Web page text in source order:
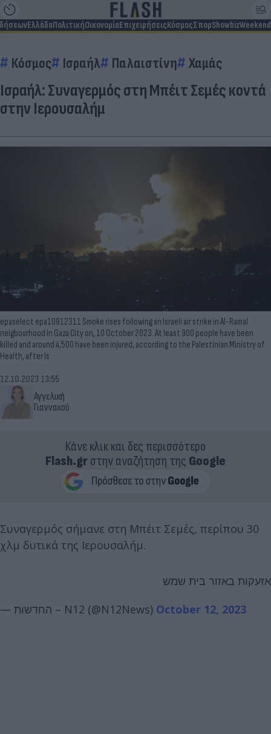
ΕλλάδαΠολιτικήΟικονομίαΕπιχειρήσειςΚόσμοςΣπορShowbizWeekend
Κόσμος Ισραήλ Παλαιστίνη Χαμάς
Ισραήλ: Συναγερμός στη Μπέιτ Σεμές κοντά
στην Ιερουσαλήμ
epaselect epa10912311 Smoke rises following an Israeli air strike in Al-Ramal
neigbourhood in Gaza City on, 10 October 2023. At least 900 people have been
killed and around 4,500 have been injured, according to the Palestinian Ministry of
Health, after Is
Αγγελική
Γιαννακού
12.10.2023 13:55
Κάνε κλικ και δες περισσότερο
Flash.grστην αναζήτηση της Google
Συναγερμός σήμανε στη Μπέιτ Σεμές, περίπου 30
χλμ δυτικά της Ιερουσαλήμ.
אזעקות באזור בית שמש
— החדשות – N12 (@N12News) October 12, 2023